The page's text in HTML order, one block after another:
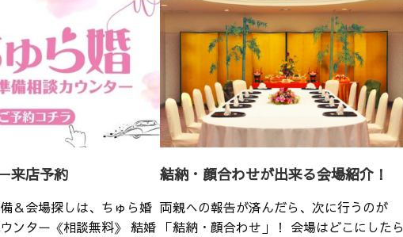
来店予約
＆会場探しは、ちゅら婚
ンター《相談無料》 結婚
結納・顔合わせが出来る会場紹介！
両親への報告が済んだら、次に行うのが
「結納・顔合わせ」！ 会場はどこにしたら